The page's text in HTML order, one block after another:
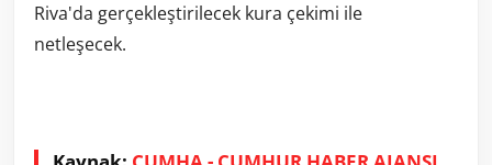
Riva'da gerçekleştirilecek kura çekimi ile
netleşecek.